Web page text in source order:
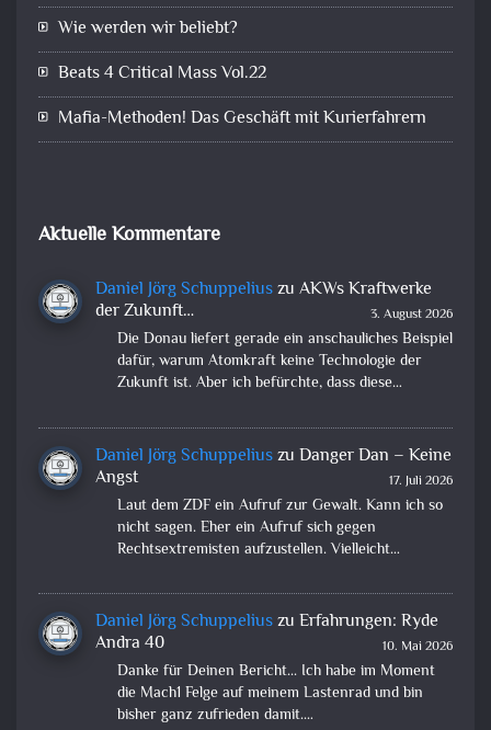
Wie werden wir beliebt?
Beats 4 Critical Mass Vol.22
Mafia-Methoden! Das Geschäft mit Kurierfahrern
Aktuelle Kommentare
Daniel Jörg Schuppeliuszu AKWs Kraftwerke
der Zukunft…
3. August 2026
Die Donau liefert gerade ein anschauliches Beispiel
dafür, warum Atomkraft keine Technologie der
Zukunft ist. Aber ich befürchte, dass diese…
Daniel Jörg Schuppeliuszu Danger Dan – Keine
Angst
17. Juli 2026
Laut dem ZDF ein Aufruf zur Gewalt. Kann ich so
nicht sagen. Eher ein Aufruf sich gegen
Rechtsextremisten aufzustellen. Vielleicht…
Daniel Jörg Schuppeliuszu Erfahrungen: Ryde
Andra 40
10. Mai 2026
Danke für Deinen Bericht... Ich habe im Moment
die Mach1 Felge auf meinem Lastenrad und bin
bisher ganz zufrieden damit.…